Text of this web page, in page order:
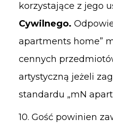
korzystające z jego
Cywilnego.
apartments home”
cennych
artystyczną jeżeli
standardu „mN
10. Gość powinien